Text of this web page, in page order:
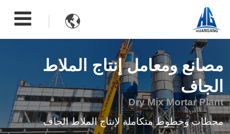

مصانع ومعامل إنتاج الملاط
الجاف
Dry Mix Mortar Plant
محطات وخطوط متكاملة لإنتاج الملاط الجاف